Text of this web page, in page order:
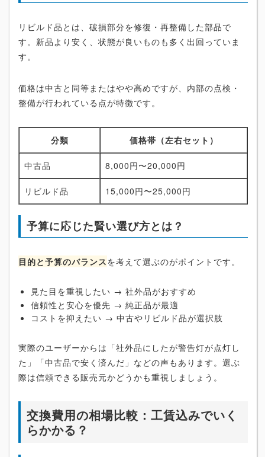
リビルド品とは、破損部分を修復・再整備した部品で
す。新品より安く、状態が良いものも多く出回っていま
す。
価格は中古と同等またはやや高めですが、内部の点検・
整備が行われている点が特徴です。
分類 価格帯（左右セット）
中古品 8,000円〜20,000円
リビルド品 15,000円〜25,000円
予算に応じた賢い選び方とは？
目的と予算のバランスを考えて選ぶのがポイントです。
見た目を重視したい → 社外品がおすすめ
信頼性と安心を優先 → 純正品が最適
コストを抑えたい → 中古やリビルド品が選択肢
実際のユーザーからは「社外品にしたが警告灯が点灯し
た」「中古品で安く済んだ」などの声もあります。選ぶ
際は信頼できる販売元かどうかも重視しましょう。
交換費用の相場比較：工賃込みでいく
らかかる？